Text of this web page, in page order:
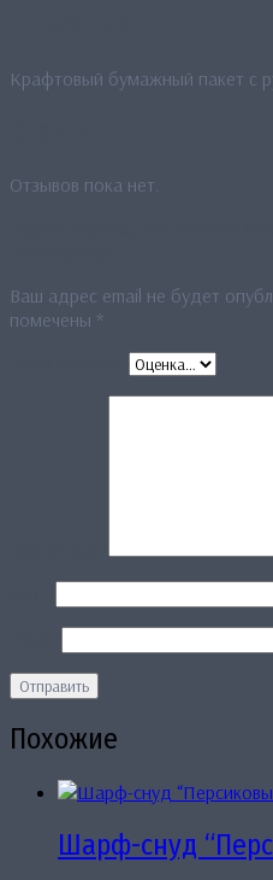
Крафтовый бумажный пакет с
Отзывов пока нет.
Ваш адрес email не будет
помечены *
Похожие
Шарф-снуд